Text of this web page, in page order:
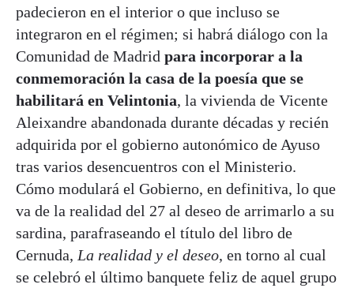
padecieron en el interior o que incluso se
integraron en el régimen; si habrá diálogo con la
Comunidad de Madrid para incorporar a la
conmemoración la casa de la poesía que se
habilitará en Velintonia, la vivienda de Vicente
Aleixandre abandonada durante décadas y recién
adquirida por el gobierno autonómico de Ayuso
tras varios desencuentros con el Ministerio.
Cómo modulará el Gobierno, en definitiva, lo que
va de la realidad del 27 al deseo de arrimarlo a su
sardina, parafraseando el título del libro de
Cernuda, La realidad y el deseo, en torno al cual
se celebró el último banquete feliz de aquel grupo